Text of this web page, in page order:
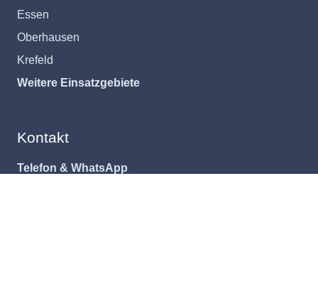
Essen
Oberhausen
Krefeld
Weitere Einsatzgebiete
Kontakt
Telefon & WhatsApp